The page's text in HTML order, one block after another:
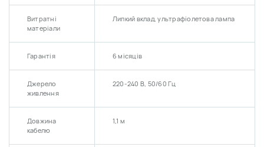
Витратні
матеріали
Липкий вклад, ультрафіолетова лампа
Гарантія 6 місяців
Джерело
живлення
220-240 В, 50/60 Гц
Довжина
кабелю
1,1 м